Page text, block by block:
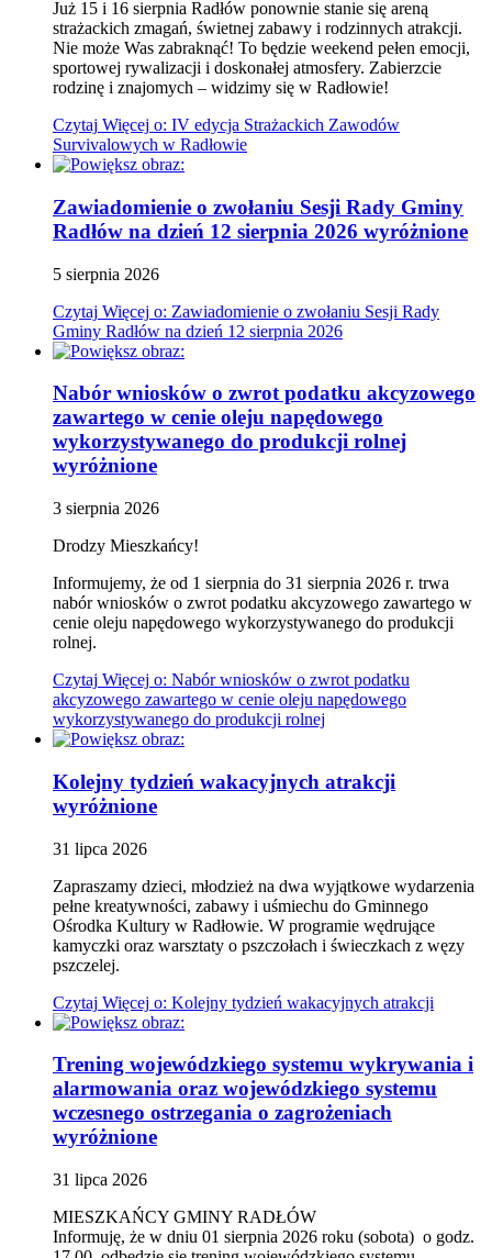
Już 15 i 16 sierpnia Radłów ponownie stanie się areną
strażackich zmagań, świetnej zabawy i rodzinnych atrakcji.
Nie może Was zabraknąć! To będzie weekend pełen emocji,
sportowej rywalizacji i doskonałej atmosfery. Zabierzcie
rodzinę i znajomych – widzimy się w Radłowie!
Czytaj Więcej o: IV edycja Strażackich Zawodów
Survivalowych w Radłowie
Zawiadomienie o zwołaniu Sesji Rady Gminy
Radłów na dzień 12 sierpnia 2026 wyróżnione
5 sierpnia 2026
Czytaj Więcej o: Zawiadomienie o zwołaniu Sesji Rady
Gminy Radłów na dzień 12 sierpnia 2026
Nabór wniosków o zwrot podatku akcyzowego
zawartego w cenie oleju napędowego
wykorzystywanego do produkcji rolnej
wyróżnione
3 sierpnia 2026
Drodzy Mieszkańcy!
Informujemy, że od 1 sierpnia do 31 sierpnia 2026 r. trwa
nabór wniosków o zwrot podatku akcyzowego zawartego w
cenie oleju napędowego wykorzystywanego do produkcji
rolnej.
Czytaj Więcej o: Nabór wniosków o zwrot podatku
akcyzowego zawartego w cenie oleju napędowego
wykorzystywanego do produkcji rolnej
Kolejny tydzień wakacyjnych atrakcji
wyróżnione
31 lipca 2026
Zapraszamy dzieci, młodzież na dwa wyjątkowe wydarzenia
pełne kreatywności, zabawy i uśmiechu do Gminnego
Ośrodka Kultury w Radłowie. W programie wędrujące
kamyczki oraz warsztaty o pszczołach i świeczkach z węzy
pszczelej.
Czytaj Więcej o: Kolejny tydzień wakacyjnych atrakcji
Trening wojewódzkiego systemu wykrywania i
alarmowania oraz wojewódzkiego systemu
wczesnego ostrzegania o zagrożeniach
wyróżnione
31 lipca 2026
MIESZKAŃCY GMINY RADŁÓW
Informuję, że w dniu 01 sierpnia 2026 roku (sobota) o godz.